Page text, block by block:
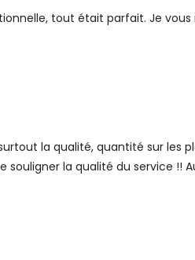
tout était parfait. Je
la qualité, quantité sur les
la qualité du service !!